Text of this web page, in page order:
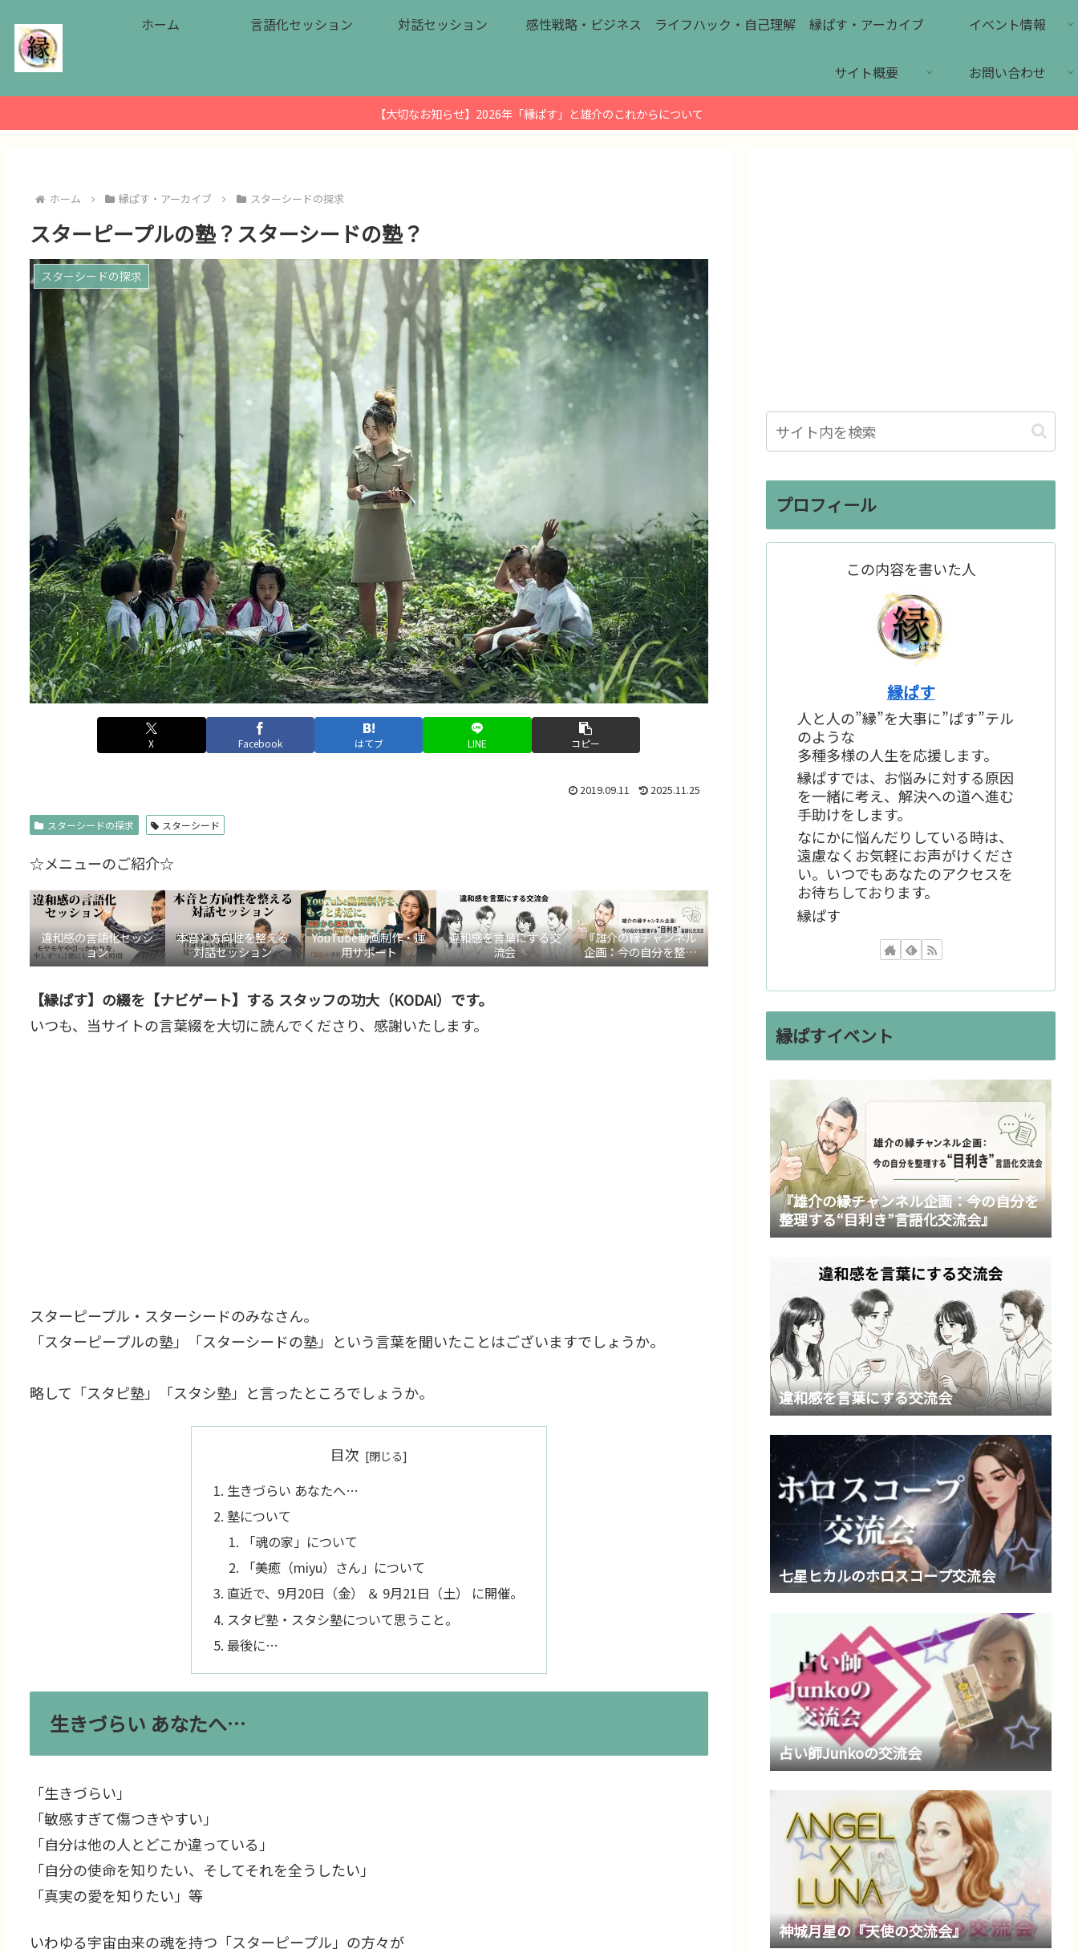
ホーム 言語化セッション 対話セッション 感性戦略・ビジネス ライフハック・自己理解 縁ぱす・アーカイブ イベント情報
サイト概要 お問い合わせ
【大切なお知らせ】2026年「縁ぱす」と雄介のこれからについて
ホーム 縁ぱす・アーカイブ スターシードの探求
スターピープルの塾？スターシードの塾？
スターシードの探求
X Facebook はてブ LINE コピー
2019.09.11 2025.11.25
スターシードの探求 スターシード
☆メニューのご紹介☆
違和感の言語化セッシ
ョン
本音と方向性を整える
対話セッション
YouTube動画制作・運
用サポート
違和感を言葉にする交
流会
『雄介の縁チャンネル
企画：今の自分を整理
する“目利き”言語化交
【縁ぱす】の綴を【ナビゲート】する スタッフの功大（KODAI）です。
いつも、当サイトの言葉綴を大切に読んでくださり、感謝いたします。
スターピープル・スターシードのみなさん。
「スターピープルの塾」「スターシードの塾」という言葉を聞いたことはございますでしょうか。
略して「スタピ塾」「スタシ塾」と言ったところでしょうか。
目次
生きづらい あなたへ…
塾について
「魂の家」について
「美癒（miyu）さん」について
直近で、9月20日（金） ＆ 9月21日（土） に開催。
スタピ塾・スタシ塾について思うこと。
最後に…
生きづらい あなたへ…
「生きづらい」
「敏感すぎて傷つきやすい」
「自分は他の人とどこか違っている」
「自分の使命を知りたい、そしてそれを全うしたい」
「真実の愛を知りたい」等
いわゆる宇宙由来の魂を持つ「スターピープル」の方々が
プロフィール
この内容を書いた人
縁ぱす
人と人の”縁”を大事に”ぱす”テル
のような
多種多様の人生を応援します。
縁ぱすでは、お悩みに対する原因
を一緒に考え、解決への道へ進む
手助けをします。
なにかに悩んだりしている時は、
遠慮なくお気軽にお声がけくださ
い。いつでもあなたのアクセスを
お待ちしております。
縁ぱす
縁ぱすイベント
『雄介の縁チャンネル企画：今の自分を
整理する“目利き”言語化交流会』
違和感を言葉にする交流会
七星ヒカルのホロスコープ交流会
占い師Junkoの交流会
神城月星の『天使の交流会』